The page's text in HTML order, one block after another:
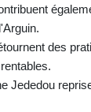
des
Jededou